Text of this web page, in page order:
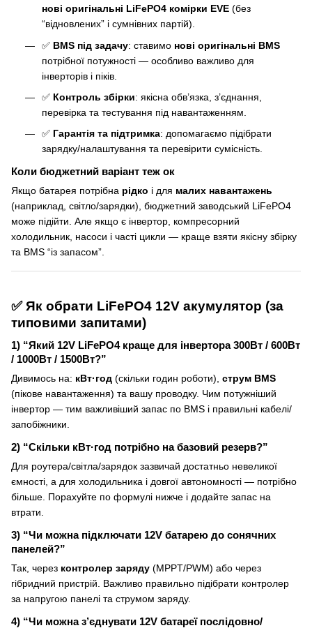
нові оригінальні LiFePO4 комірки EVE (без
“відновлених” і сумнівних партій).
✅ BMS під задачу: ставимо нові оригінальні BMS
потрібної потужності — особливо важливо для
інверторів і піків.
✅ Контроль збірки: якісна обв’язка, з’єднання,
перевірка та тестування під навантаженням.
✅ Гарантія та підтримка: допомагаємо підібрати
зарядку/налаштування та перевірити сумісність.
Коли бюджетний варіант теж ок
Якщо батарея потрібна рідко і для малих навантажень
(наприклад, світло/зарядки), бюджетний заводський LiFePO4
може підійти. Але якщо є інвертор, компресорний
холодильник, насоси і часті цикли — краще взяти якісну збірку
та BMS “із запасом”.
✅ Як обрати LiFePO4 12V акумулятор (за
типовими запитами)
1) “Який 12V LiFePO4 краще для інвертора 300Вт / 600Вт
/ 1000Вт / 1500Вт?”
Дивимось на: кВт·год (скільки годин роботи), струм BMS
(пікове навантаження) та вашу проводку. Чим потужніший
інвертор — тим важливіший запас по BMS і правильні кабелі/
запобіжники.
2) “Скільки кВт·год потрібно на базовий резерв?”
Для роутера/світла/зарядок зазвичай достатньо невеликої
ємності, а для холодильника і довгої автономності — потрібно
більше. Порахуйте по формулі нижче і додайте запас на
втрати.
3) “Чи можна підключати 12V батарею до сонячних
панелей?”
Так, через контролер заряду (MPPT/PWM) або через
гібридний пристрій. Важливо правильно підібрати контролер
за напругою панелі та струмом заряду.
4) “Чи можна з’єднувати 12V батареї послідовно/